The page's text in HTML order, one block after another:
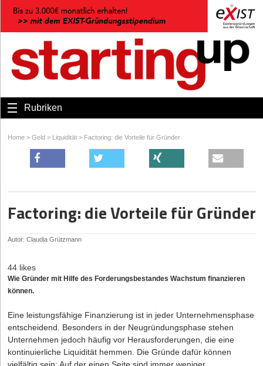
Rubriken
Home > Geld > Liquidität > Factoring: die Vorteile für Gründer
Factoring: die Vorteile für Gründer
Autor: Claudia Grützmann
44 likes
Wie Gründer mit Hilfe des Forderungsbestandes Wachstum finanzieren
können.
Eine leistungsfähige Finanzierung ist in jeder Unternehmensphase
entscheidend. Besonders in der Neugründungsphase stehen
Unternehmen jedoch häufig vor Herausforderungen, die eine
kontinuierliche Liquidität hemmen. Die Gründe dafür können